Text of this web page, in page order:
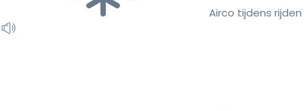
Airco tijdens rijden